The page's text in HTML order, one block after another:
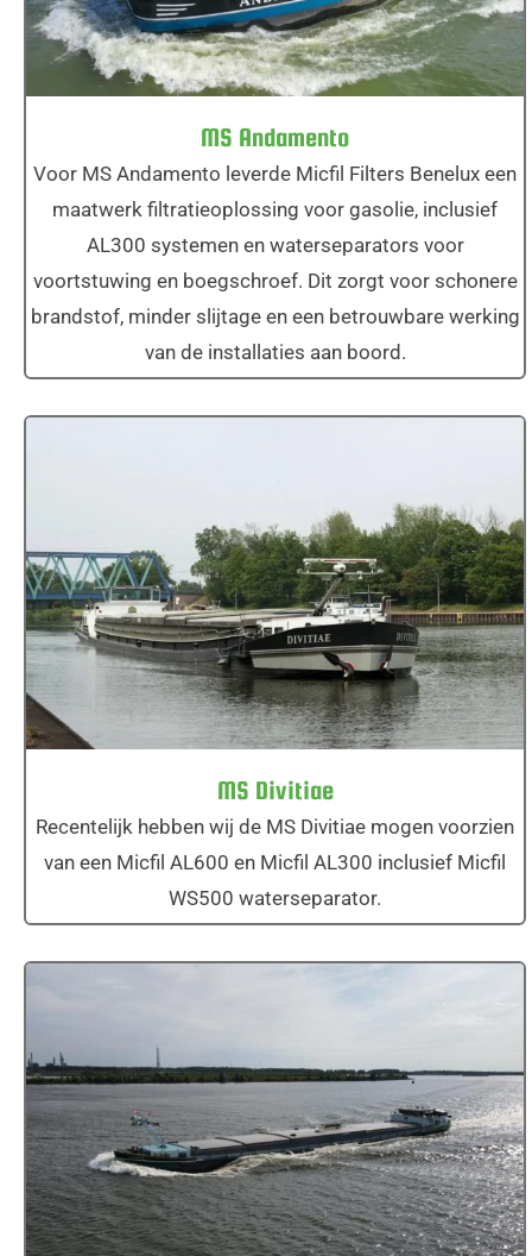
MS Andamento
Voor MS Andamento leverde Micfil Filters Benelux een
maatwerk filtratieoplossing voor gasolie, inclusief
AL300 systemen en waterseparators voor
voortstuwing en boegschroef. Dit zorgt voor schonere
brandstof, minder slijtage en een betrouwbare werking
van de installaties aan boord.
MS Divitiae
MS Divitiae
Recentelijk hebben wij de MS Divitiae mogen voorzien
van een Micfil AL600 en Micfil AL300 inclusief Micfil
WS500 waterseparator.
MS Mededinger